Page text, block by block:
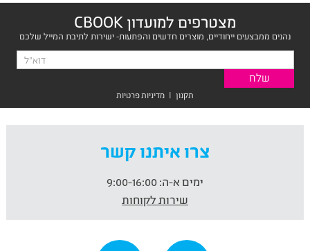
מצטרפים למועדון CBOOK
נהנים ממבצעים ייחודיים, מוצרים חדשים והפתעות- ישירות לתיבת המייל שלכם
תקנון | מדיניות פרטיות
צרו איתנו קשר
ימים א-ה:
שירות לקוחות